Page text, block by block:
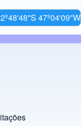
47º04'09"W